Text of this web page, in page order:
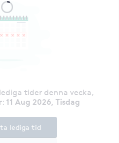
tider denna vecka,
: 11 Aug 2026, Tisdag
lediga tid